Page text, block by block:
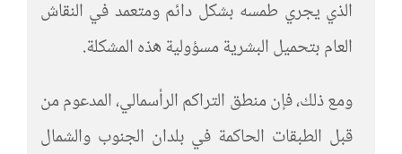
الذي يجري طمسه بشكل دائم ومتعمد في النقاش
العام بتحميل البشرية مسؤولية هذه المشكلة.
ومع ذلك، فإن منطق التراكم الرأسمالي، المدعوم من
قبل الطبقات الحاكمة في بلدان الجنوب والشمال